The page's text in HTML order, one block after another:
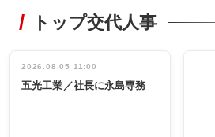
非鉄業界で
インタビュ
ー／社内ア
タックトレー
祝う 業界関
係者ら220人
出席
トップ交代人事
2026.08.05 11:00
五光工業／社長に永島専務